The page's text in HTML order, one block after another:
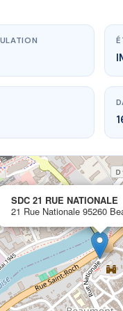
AI8117038
sur-Oise
SDC 21 RUE NATIONALE
21 Rue Nationale 95260